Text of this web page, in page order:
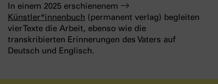
In einem 2025 erschienenem
Künstler*innenbuch (permanent verlag) begleiten
vier Texte die Arbeit, ebenso wie die
transkribierten Erinnerungen des Vaters auf
Deutsch und Englisch.